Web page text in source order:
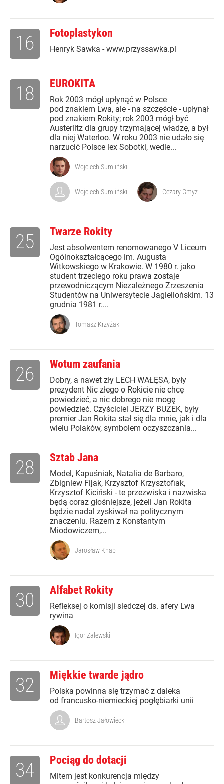
Fotoplastykon
Henryk Sawka - www.przyssawka.pl
16
EUROKITA
Rok 2003 mógł upłynąć w Polsce
pod znakiem Lwa, ale - na szczęście - upłynął
pod znakiem Rokity; rok 2003 mógł być
Austerlitz dla grupy trzymającej władzę, a był
dla niej Waterloo. W roku 2003 nie udało się
narzucić Polsce lex Sobotki, wedle...
18
Wojciech Sumliński
Wojciech Sumliński Cezary Gmyz
Twarze Rokity
Jest absolwentem renomowanego V Liceum
Ogólnokształcącego im. Augusta
Witkowskiego w Krakowie. W 1980 r. jako
student trzeciego roku prawa zostaje
przewodniczącym Niezależnego Zrzeszenia
Studentów na Uniwersytecie Jagiellońskim. 13
grudnia 1981 r....
25
Tomasz Krzyżak
Wotum zaufania
Dobry, a nawet zły LECH WAŁĘSA, były
prezydent Nic złego o Rokicie nie chcę
powiedzieć, a nic dobrego nie mogę
powiedzieć. Czyściciel JERZY BUZEK, były
premier Jan Rokita stał się dla mnie, jak i dla
wielu Polaków, symbolem oczyszczania...
26
Sztab Jana
Model, Kapuśniak, Natalia de Barbaro,
Zbigniew Fijak, Krzysztof Krzysztofiak,
Krzysztof Kiciński - te przezwiska i nazwiska
będą coraz głośniejsze, jeżeli Jan Rokita
będzie nadal zyskiwał na politycznym
znaczeniu. Razem z Konstantym
Miodowiczem,...
28
Jarosław Knap
Alfabet Rokity
Refleksej o komisji sledczej ds. afery Lwa
rywina
30
Igor Zalewski
Miękkie twarde jądro
Polska powinna się trzymać z daleka
od francusko-niemieckiej pogłębiarki unii
32
Bartosz Jałowiecki
Pociąg do dotacji
Mitem jest konkurencja między
34